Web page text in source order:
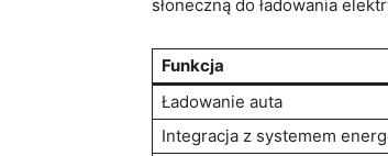
słoneczną do ładowania⁢
Funkcja
Ładowanie auta
Integracja z‍ systemem